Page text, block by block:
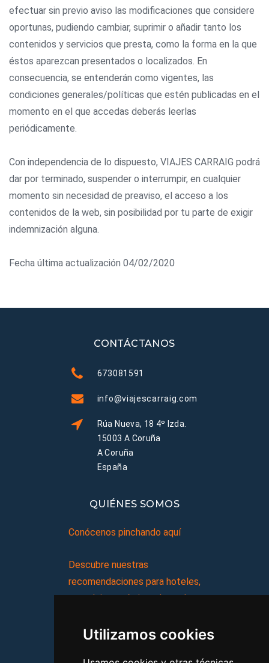
Utilizamos cookies
efectuar sin previo aviso las modificaciones que considere
oportunas, pudiendo cambiar, suprimir o añadir tanto los
contenidos y servicios que presta, como la forma en la que
éstos aparezcan presentados o localizados. En
consecuencia, se entenderán como vigentes, las
condiciones generales/políticas que estén publicadas en el
momento en el que accedas deberás leerlas
periódicamente.
Con independencia de lo dispuesto, VIAJES CARRAIG podrá
dar por terminado, suspender o interrumpir, en cualquier
momento sin necesidad de preaviso, el acceso a los
contenidos de la web, sin posibilidad por tu parte de exigir
indemnización alguna.
Fecha última actualización 04/02/2020
CONTÁCTANOS
673081591
info@viajescarraig.com
Rúa Nueva, 18 4º Izda.
15003 A Coruña
A Coruña
España
QUIÉNES SOMOS
Conócenos pinchando aquí
Descubre nuestras
recomendaciones para hoteles,
complejos turísticos, hostales,
viajes, y mucho más!